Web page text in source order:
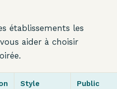
établissements les
aider à choisir
Style
Public